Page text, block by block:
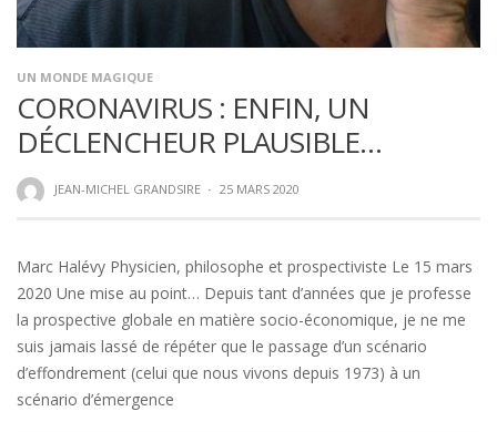
UN MONDE MAGIQUE
CORONAVIRUS : ENFIN, UN
DÉCLENCHEUR PLAUSIBLE…
JEAN-MICHEL GRANDSIRE · 25 MARS 2020
Marc Halévy Physicien, philosophe et prospectiviste Le 15 mars
2020 Une mise au point… Depuis tant d’années que je professe
la prospective globale en matière socio-économique, je ne me
suis jamais lassé de répéter que le passage d’un scénario
d’effondrement (celui que nous vivons depuis 1973) à un
scénario d’émergence